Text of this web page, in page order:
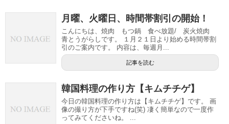
月曜、火曜日、時間帯割引の開始！
こんにちは、焼肉 もつ鍋 食べ放題/ 炭火焼肉
青とうがらしです。 １月２１日より始める時間帯割
引のご案内です。 内容は、毎週月...
記事を読む
韓国料理の作り方【キムチチゲ】
今日の韓国料理の作り方は【キムチチゲ】です。 画
像の撮り方が下手ですね(笑) 凄く簡単なので一度作
ってみてくださいね。 ...